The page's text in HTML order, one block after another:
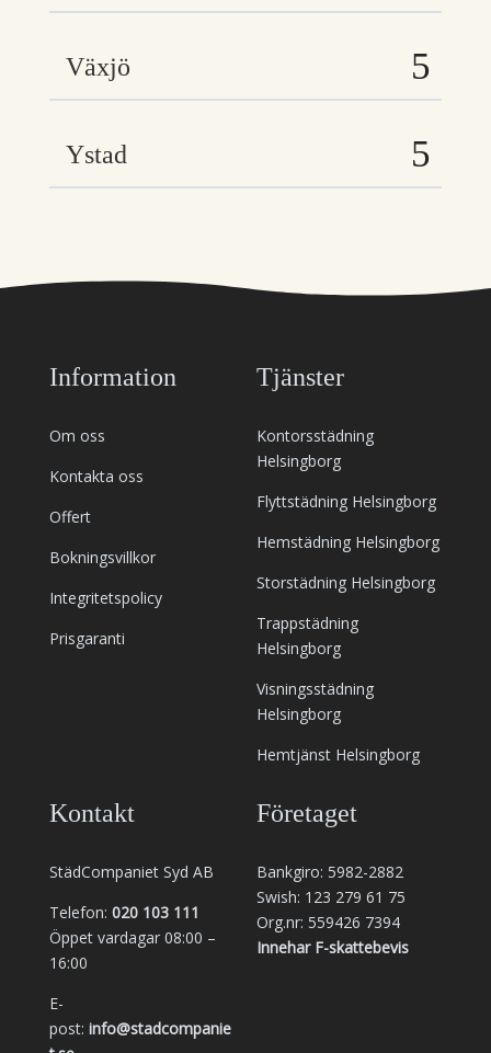
Växjö
Ystad
Information
Om oss
Kontakta oss
Offert
Bokningsvillkor
Integritetspolicy
Prisgaranti
Tjänster
Kontorsstädning
Helsingborg
Flyttstädning Helsingborg
Hemstädning Helsingborg
Storstädning Helsingborg
Trappstädning
Helsingborg
Visningsstädning
Helsingborg
Hemtjänst Helsingborg
Kontakt
StädCompaniet Syd AB
Telefon: 020 103 111
Öppet vardagar 08:00 –
16:00
E-
post: info@stadcompanie
Företaget
Bankgiro: 5982-2882
Swish: 123 279 61 75
Org.nr: 559426 7394
Innehar F-skattebevis